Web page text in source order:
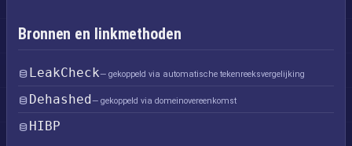
Bronnen en linkmethoden
LeakCheck— gekoppeld via automatische tekenreeksvergelijking
Dehashed— gekoppeld via domeinovereenkomst
HIBP